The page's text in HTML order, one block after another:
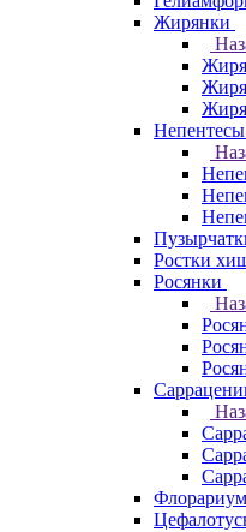
Жирянки
Непентесы
Ростки
Росянки